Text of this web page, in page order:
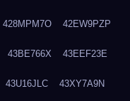
428MPM7O 42EW9PZP
43BE766X 43EEF23E
43U16JLC 43XY7A9N